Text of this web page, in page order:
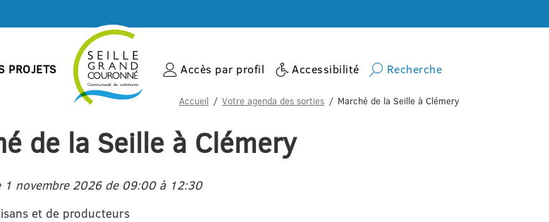
PROJETS Accès par profil Accessibilité Recherche
Accueil Votre agenda des sorties Marché de la Seille à Clémery
de la Seille à Clémery
1 novembre 2026 de 09:00 à 12:30
et de producteurs